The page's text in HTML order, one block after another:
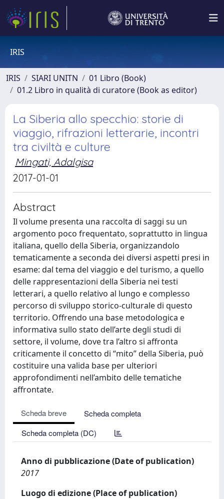
IRIS
IRIS SIARI UNITN
01 Libro (Book)
01.2 Libro in qualità di curatore (Book as editor)
La Siberia allo specchio: storie di
viaggio, rifrazioni letterarie, incontri
tra civiltà e culture
Mingati, Adalgisa
2017-01-01
Abstract
Il volume presenta una raccolta di saggi su un
argomento poco frequentato, soprattutto in lingua
italiana, quello della Siberia, organizzandolo
tematicamente a seconda dei diversi aspetti presi in
esame: dal tema del viaggio e del turismo, a quello
delle rappresentazioni della Siberia nei testi
letterari, a quello relativo al lungo e complesso
percorso di sviluppo storico-culturale di questo
territorio. Offrendo una base metodologica e
informativa sullo stato dell’arte degli studi di
settore, il volume, dove tra l’altro si affronta
criticamente il concetto di “mito” della Siberia, può
costituire una valida base per ulteriori
approfondimenti nell’ambito delle tematiche
affrontate.
Scheda breve
Scheda completa
Scheda completa (DC)
Anno di pubblicazione (Date of publication)
2017
Luogo di edizione (Place of publication)